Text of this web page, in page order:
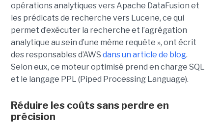
opérations analytiques vers Apache DataFusion et
les prédicats de recherche vers Lucene, ce qui
permet d’exécuter la recherche et l’agrégation
analytique au sein d’une même requête », ont écrit
des responsables d’AWS dans un article de blog.
Selon eux, ce moteur optimisé prend en charge SQL
et le langage PPL (Piped Processing Language).
Réduire les coûts sans perdre en
précision